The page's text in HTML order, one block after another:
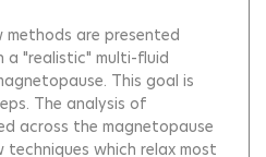
methods are presented
"realistic" multi-fluid
This goal is
The analysis of
across the magnetopause
techniques which relax most